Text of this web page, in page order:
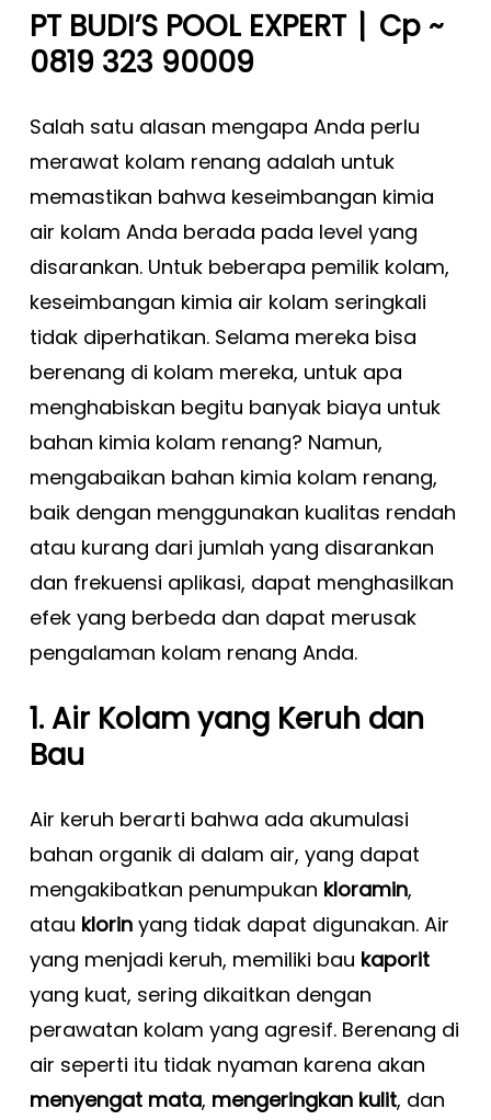
PT BUDI’S POOL EXPERT| Cp ~
0819 323 90009
Salah satu alasan mengapa Anda perlu
merawat kolam renang adalah untuk
memastikan bahwa keseimbangan kimia
air kolam Anda berada pada level yang
disarankan. Untuk beberapa pemilik kolam,
keseimbangan kimia air kolam seringkali
tidak diperhatikan. Selama mereka bisa
berenang di kolam mereka, untuk apa
menghabiskan begitu banyak biaya untuk
bahan kimia kolam renang? Namun,
mengabaikan bahan kimia kolam renang,
baik dengan menggunakan kualitas rendah
atau kurang dari jumlah yang disarankan
dan frekuensi aplikasi, dapat menghasilkan
efek yang berbeda dan dapat merusak
pengalaman kolam renang Anda.
1. Air Kolam yang Keruh dan
Bau
Air keruh berarti bahwa ada akumulasi
bahan organik di dalam air, yang dapat
mengakibatkan penumpukan kloramin,
atau klorinyang tidak dapat digunakan. Air
yang menjadi keruh, memiliki bau kaporit
yang kuat, sering dikaitkan dengan
perawatan kolam yang agresif. Berenang di
air seperti itu tidak nyaman karena akan
menyengat mata, mengeringkan kulit, dan